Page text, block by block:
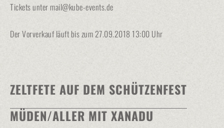
Tickets unter mail@kube-events.de
Der Vorverkauf läuft bis zum 27.09.2018 13:00 Uhr
ZELTFETE AUF DEM SCHÜTZENFEST
MÜDEN/ALLER MIT XANADU